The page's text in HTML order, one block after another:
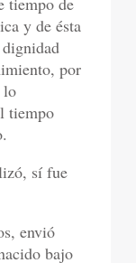
y de ésta
por
lo
tiempo
sí fue
envió
bajo